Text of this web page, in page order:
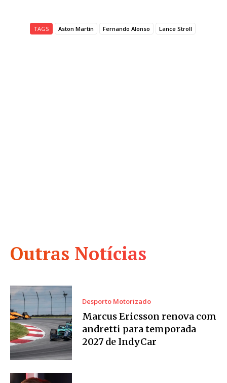
Outras Notícias
Desporto Motorizado
Marcus Ericsson renova com
andretti para temporada
2027 de IndyCar
TAGS Aston Martin Fernando Alonso Lance Stroll